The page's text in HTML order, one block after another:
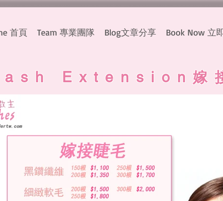
首頁 Team 專業團隊 Blog文章分享 Book Now 立
Extension嫁